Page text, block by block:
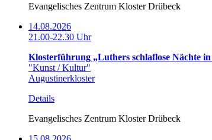
Evangelisches Zentrum Kloster Drübeck
14.08.2026
21.00-22.30 Uhr
Klosterführung „Luthers schlaflose Nächte
"Kunst / Kultur"
Augustinerkloster
Details
Evangelisches Zentrum Kloster Drübeck